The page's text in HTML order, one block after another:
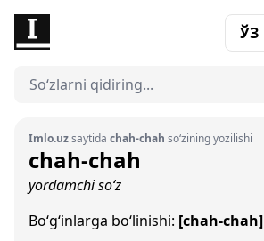
ЎЗ
Imlo.uzsaytida chah-chah so‘zining yozilishi
chah-chah
yordamchi so‘z
Bo‘g‘inlarga bo‘linishi: [chah-chah]